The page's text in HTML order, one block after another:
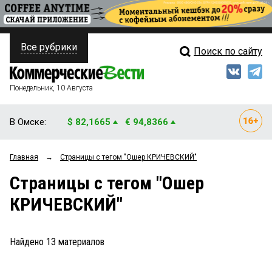
ПОЛИТИКА
ФИНАНСЫ
ОБЩЕСТВО
ЗАКОН
ПРОИСШЕСТВИЯ
Свежий выпуск
Мнения
Рейтинги
Все рубрики Поиск по сайту
Понедельник, 10 Августа
В Омске: $ 82,1665 € 94,8366
Главная → Страницы c тегом "Ошер КРИЧЕВСКИЙ"
Страницы c тегом "Ошер
КРИЧЕВСКИЙ"
Найдено 13 материалов